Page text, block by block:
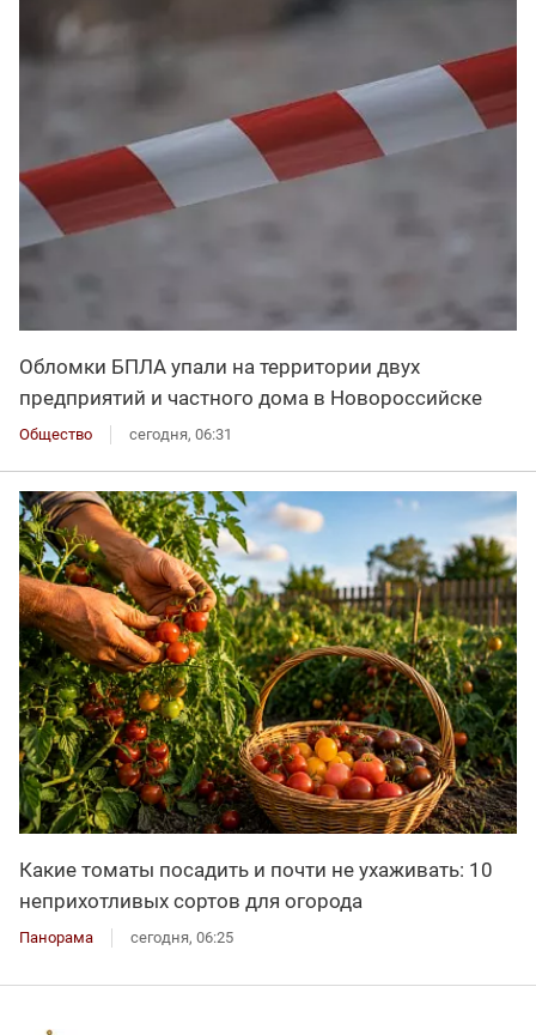
Обломки БПЛА упали на территории двух
предприятий и частного дома в Новороссийске
Общество сегодня, 06:31
Какие томаты посадить и почти не ухаживать: 10
неприхотливых сортов для огорода
Панорама сегодня, 06:25